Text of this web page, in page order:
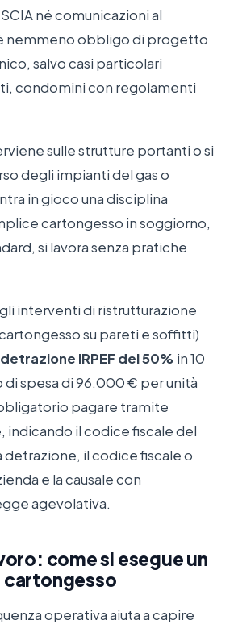
né comunicazioni al
nemmeno obbligo di progetto
salvo casi particolari
condomini con regolamenti
sulle strutture portanti o si
degli impianti del gas o
in gioco una disciplina
cartongesso in soggiorno,
si lavora senza pratiche
interventi di ristrutturazione
su pareti e soffitti)
detrazione IRPEF del 50% in 10
di spesa di 96.000 € per unità
pagare tramite
indicando il codice fiscale del
il codice fiscale o
e la causale con
agevolativa.
come si esegue un
operativa aiuta a capire